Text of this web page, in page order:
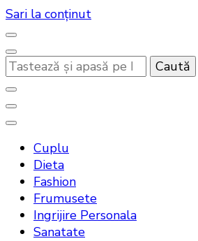
Sari la conținut
Cauți
ceva?
Bandoux
Cuplu
Dieta
Fashion
Frumusete
Ingrijire Personala
Sanatate